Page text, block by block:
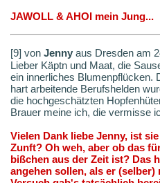
JAWOLL & AHOI mein Jung...
[9] von Jenny aus Dresden am
Lieber Käptn und Maat, die
ein innerliches Blumenpflücken.
hart arbeitende Berufshelden
die hochgeschätzten
Brauer meine ich, die vermisse
Vielen Dank liebe Jenny, ist
Zunft? Oh weh, aber ob das
bißchen aus der Zeit ist? Das
angehen sollen, als er